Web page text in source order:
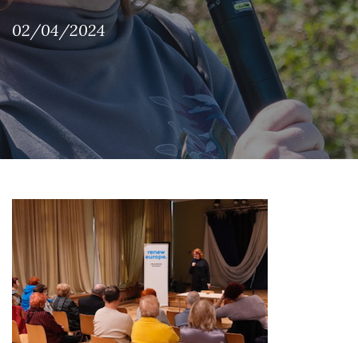
02/04/2024